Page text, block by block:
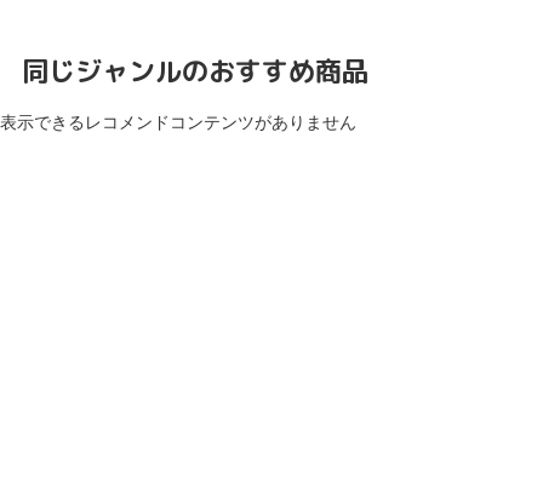
同じジャンルのおすすめ商品
表示できるレコメンドコンテンツがありません